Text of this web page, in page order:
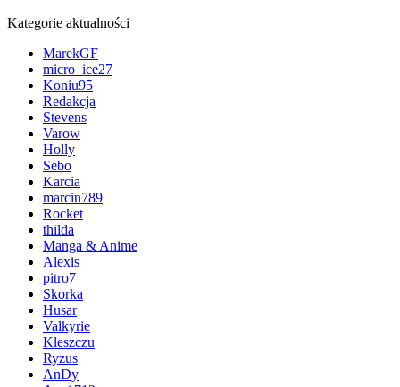
Kategorie aktualności
MarekGF
micro_ice27
Koniu95
Redakcja
Stevens
Varow
Holly
Sebo
Karcia
marcin789
Rocket
thilda
Manga & Anime
Alexis
pitro7
Skorka
Husar
Valkyrie
Kleszczu
Ryzus
AnDy